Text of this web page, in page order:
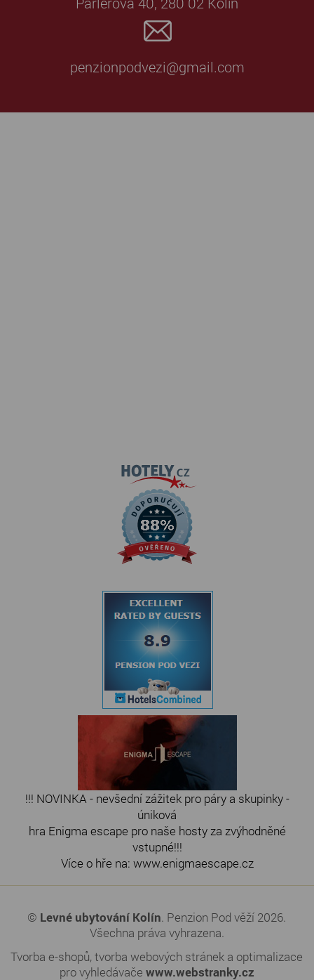
penzionpodvezi@gmail.com
!!! NOVINKA - nevšední zážitek pro páry a skupinky -
úniková
hra Enigma escape pro naše hosty za zvýhodněné
vstupné!!!
Více o hře na: www.enigmaescape.cz
© Levné ubytování Kolín. Penzion Pod věží 2026.
Všechna práva vyhrazena.
Tvorba e-shopů,tvorba webových stránek aoptimalizace
pro vyhledávače www.webstranky.cz